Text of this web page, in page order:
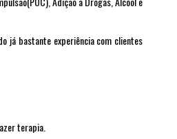
já bastante experiência com clientes
terapia.